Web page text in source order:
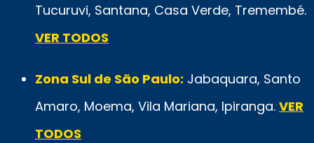
Tucuruvi, Santana, Casa Verde, Tremembé.
VER TODOS
Zona Sul de São Paulo: Jabaquara, Santo
Amaro, Moema, Vila Mariana, Ipiranga. VER
TODOS